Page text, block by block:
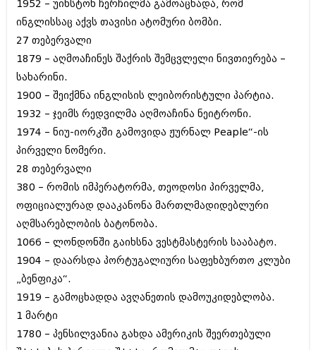
თებერვალი 2018 (208)
იანვარი 2018 (215)
დეკემბერი 2017 (243)
ნოემბერი 2017 (212)
ოქტომბერი 2017 (231)
სექტემბერი 2017 (261)
აგვისტო 2017 (212)
ივნისი 2017 (265)
მაისი 2017 (216)
აპრილი 2017 (220)
მარტი 2017 (212)
თებერვალი 2017 (205)
იანვარი 2017 (246)
დეკემბერი 2016 (207)
ნოემბერი 2016 (207)
ოქტომბერი 2016 (257)
სექტემბერი 2016 (224)
აგვისტო 2016 (258)
ივლისი 2016 (211)
მაისი 2016 (261)
აპრილი 2016 (215)
მარტი 2016 (200)
თებერვალი 2016 (250)
1952 – უინსტონ ჩერჩილმა გამოაცხადა, რომ
ინგლისსაც აქვს თავისი ატომური ბომბი.
27 თებერვალი
1879 – აღმოაჩინეს შაქრის შემცვლელი ნივთიერება –
სახარინი.
1900 – შეიქმნა ინგლისის ლეიბორისტული პარტია.
1932 – ჯეიმს რედვილმა აღმოაჩინა ნეიტრონი.
1974 – ნიუ-იორკში გამოვიდა ჟურნალ Peaple“-ის
პირველი ნომერი.
28 თებერვალი
380 – რომის იმპერატორმა, თეოდოსი პირველმა,
ოფიციალურად დააკანონა მართლმადიდებლური
აღმსარებლობის ბატონობა.
1066 – ლონდონში გაიხსნა ვესტმასტერის სააბატო.
1904 – დაარსდა პორტუგალიური საფეხბურთო კლუბი
„ბენფიკა“.
1919 – გამოცხადდა ავღანეთის დამოუკიდებლობა.
1 მარტი
1780 – პენსილვანია გახდა ამერიკის შეერთებული